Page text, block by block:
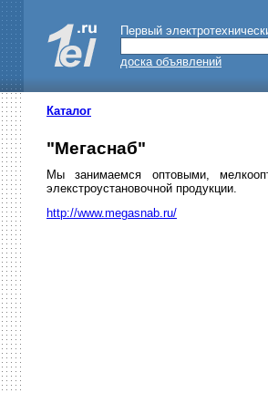
Первый
доска объявлений
Каталог
"Мегаснаб"
Мы занимаемся оптовыми,
элекстроустановочной продукции.
http://www.megasnab.ru/